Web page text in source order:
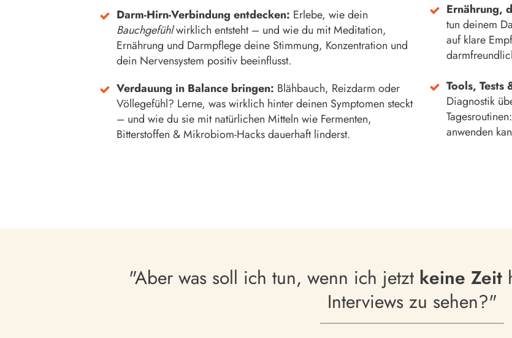
Darm-Hirn-Verbindung entdecken: Erlebe, wie dein
Bauchgefühlwirklich entsteht – und wie du mit Meditation,
Ernährung und Darmpflege deine Stimmung, Konzentration und
dein Nervensystem positiv beeinflusst.
Verdauung in Balance bringen: Blähbauch, Reizdarm oder
Völlegefühl? Lerne, was wirklich hinter deinen Symptomen steckt
– und wie du sie mit natürlichen Mitteln wie Fermenten,
Bitterstoffen & Mikrobiom-Hacks dauerhaft linderst.
Ernährung,
tun deinem
auf klare
Tools, Tests
Diagnostik
anwenden
"Aber was soll ich tun, wenn ich jetzt keine Zeit
Interviews zu sehen?"